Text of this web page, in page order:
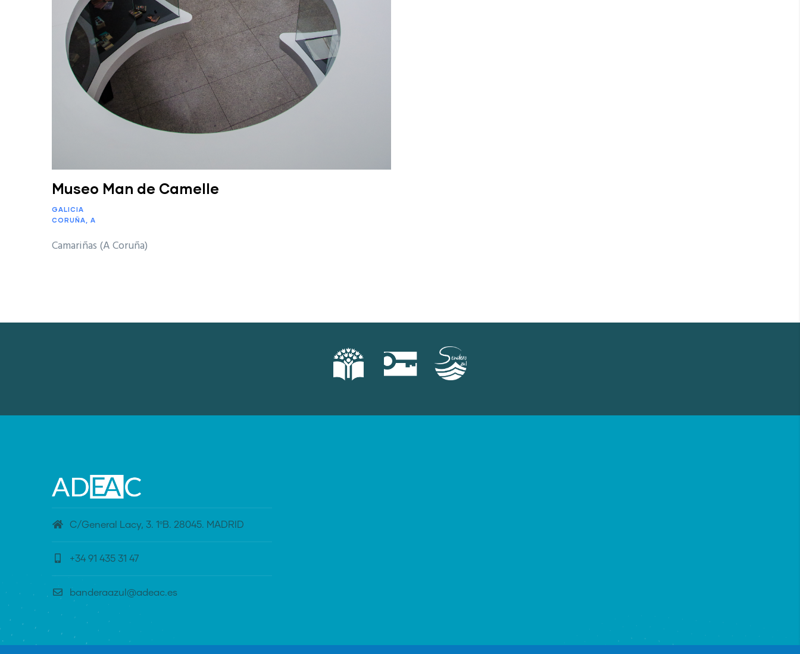
Museo Man de Camelle
GALICIA
CORUÑA, A
Camariñas (A Coruña)
C/General Lacy, 3. 1ºB. 28045. MADRID
+34 91 435 31 47
banderaazul@adeac.es